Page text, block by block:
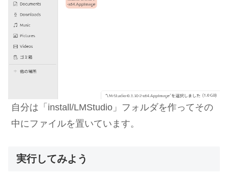
自分は「install/LMStudio」フォルダを作ってその
中にファイルを置いています。
実行してみよう